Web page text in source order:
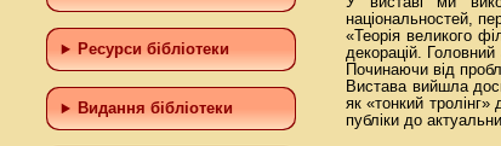
Ресурси бібліотеки
Видання бібліотеки
національностей,
«Теорія великого
декорацій.
Починаючи від
Вистава вийшла
як «тонкий
публіки до